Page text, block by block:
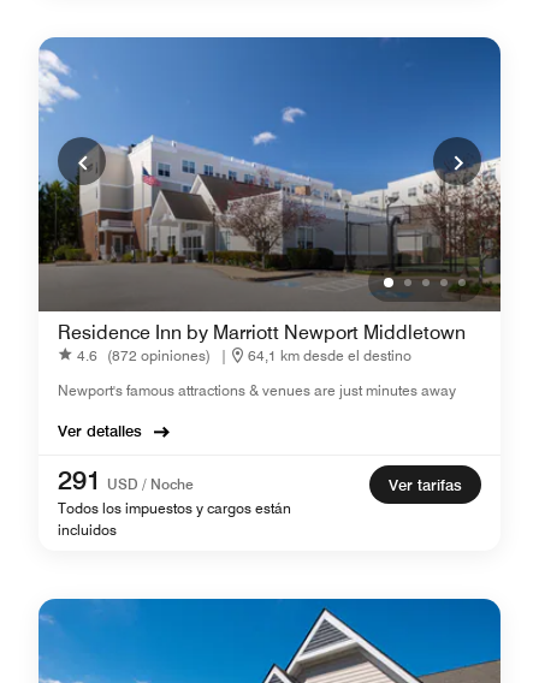
Residence Inn by Marriott Newport Middletown
4.6 (872 opiniones) |
64,1 km desde el destino
Newport's famous attractions & venues are just minutes away
Ver detalles
291
USD / Noche
Todos los impuestos y cargos están
incluidos
Ver tarifas